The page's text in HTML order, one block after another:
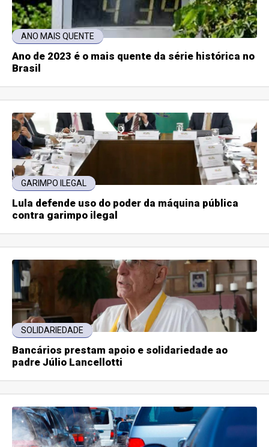
ANO MAIS QUENTE
Ano de 2023 é o mais quente da série histórica no
Brasil
GARIMPO ILEGAL
Lula defende uso do poder da máquina pública
contra garimpo ilegal
SOLIDARIEDADE
Bancários prestam apoio e solidariedade ao
padre Júlio Lancellotti